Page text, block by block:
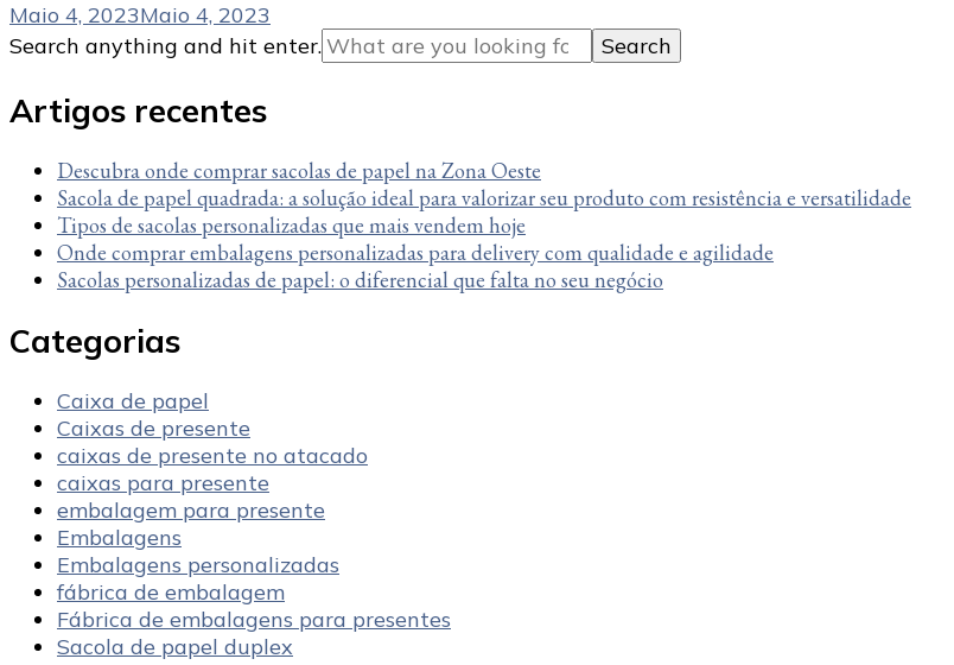
Maio 4, 2023Maio 4, 2023
Looking
Something?
Search anything and hit enter.
Artigos recentes
Descubra onde comprar sacolas de papel na Zona Oeste
Sacola de papel quadrada: a solução ideal para valorizar seu produto com resistência e versatilidade
Tipos de sacolas personalizadas que mais vendem hoje
Onde comprar embalagens personalizadas para delivery com qualidade e agilidade
Sacolas personalizadas de papel: o diferencial que falta no seu negócio
Categorias
Caixa de papel
Caixas de presente
caixas de presente no atacado
caixas para presente
embalagem para presente
Embalagens
Embalagens personalizadas
fábrica de embalagem
Fábrica de embalagens para presentes
Sacola de papel duplex